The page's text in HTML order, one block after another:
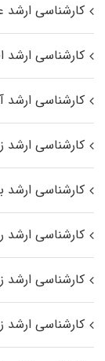
کارشناسی ارشد
کارشناسی ارشد
کارشناسی ارشد
کارشناسی
کارشناسی ارشد
کارشناسی ارشد
کارشناسی
کارشناسی